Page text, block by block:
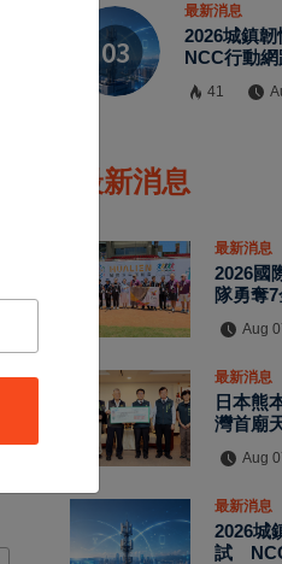
最新消息
2026城鎮
NCC行動
41
最新消息
最新消息
2026國
隊勇奪
Aug
最新消息
日本熊
灣首廟
Aug
最新消息
2026城
試